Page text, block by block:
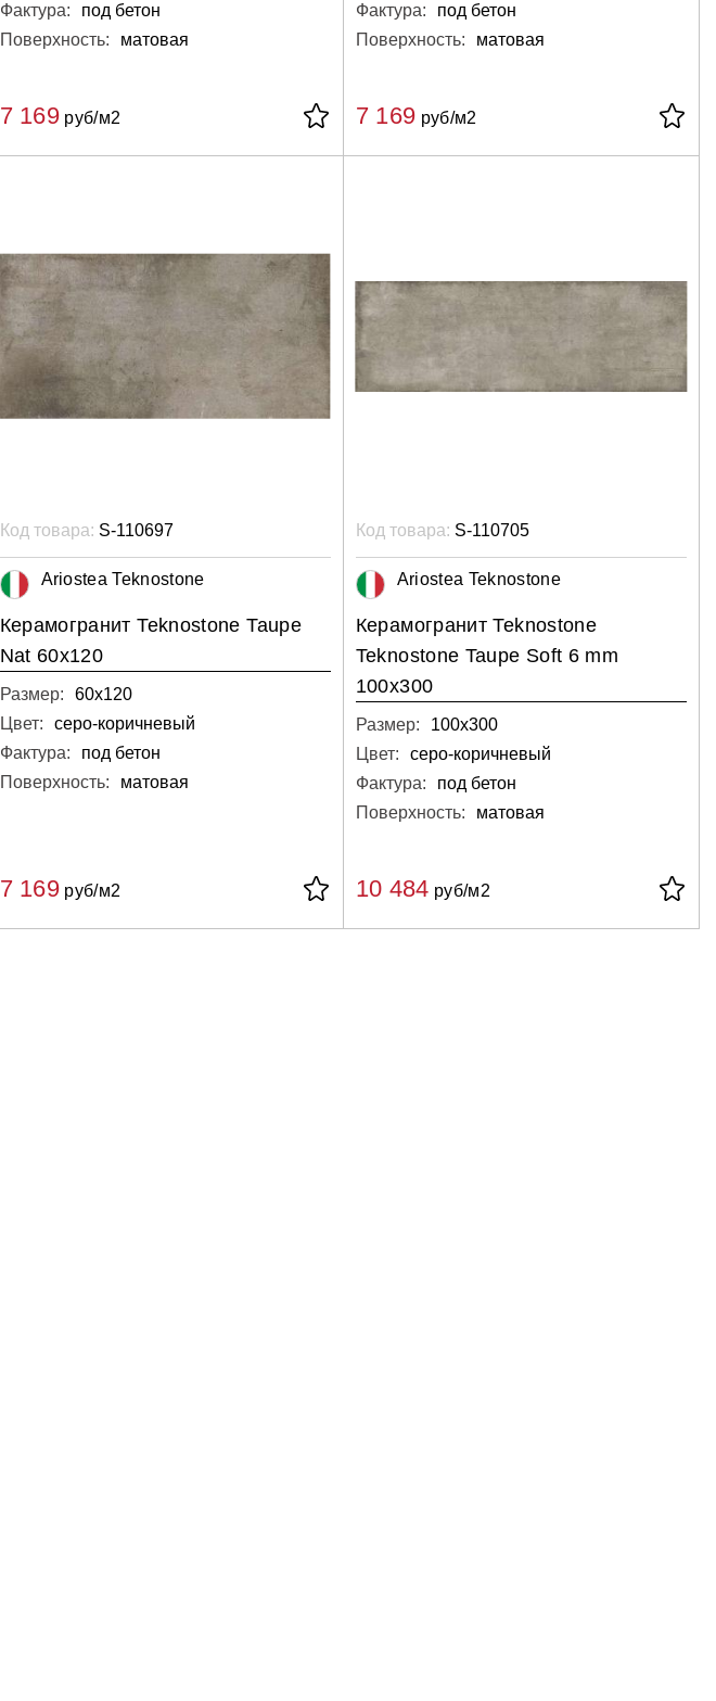
Фактура:
под бетон
Поверхность:
матовая
7 169 руб/м2
Фактура:
под бетон
Поверхность:
матовая
7 169 руб/м2
Код товара: S-110697
Ariostea Teknostone
Керамогранит Teknostone Taupe
Nat 60х120
Размер:
60х120
Цвет:
серо-коричневый
Фактура:
под бетон
Поверхность:
матовая
7 169 руб/м2
Код товара: S-110705
Ariostea Teknostone
Керамогранит Teknostone
Teknostone Taupe Soft 6 mm
100x300
Размер:
100х300
Цвет:
серо-коричневый
Фактура:
под бетон
Поверхность:
матовая
10 484 руб/м2